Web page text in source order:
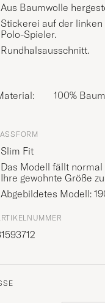
Aus Baumwolle
Stickerei auf der
Polo-Spieler.
Rundhalsausschnitt.
Material: 100%
Slim Fit
Das Modell fällt
Ihre gewohnte Größe
Abgebildetes Modell: